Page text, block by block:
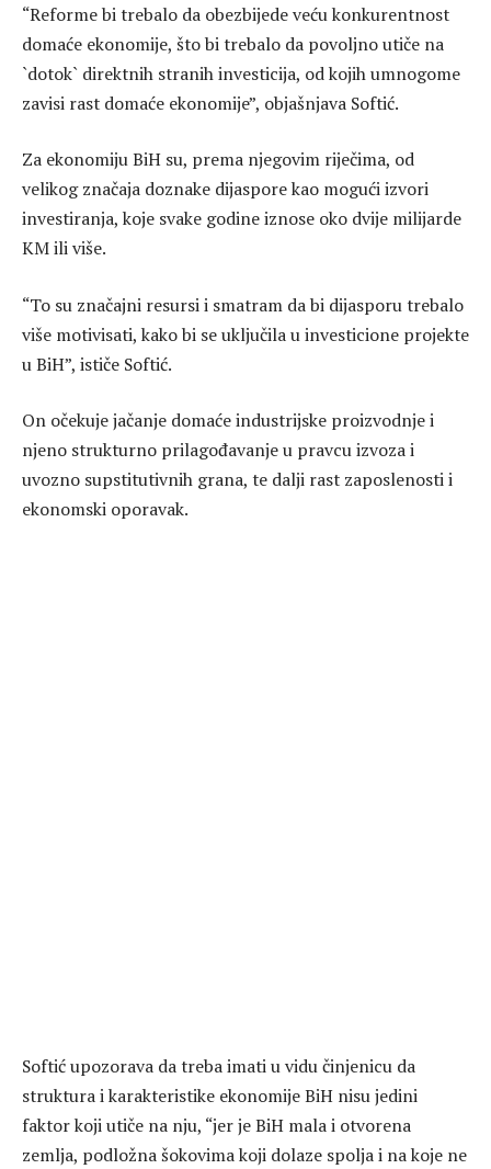
“Reforme bi trebalo da obezbijede veću konkurentnost
domaće ekonomije, što bi trebalo da povoljno utiče na
`dotok` direktnih stranih investicija, od kojih umnogome
zavisi rast domaće ekonomije”, objašnjava Softić.
Za ekonomiju BiH su, prema njegovim riječima, od
velikog značaja doznake dijaspore kao mogući izvori
investiranja, koje svake godine iznose oko dvije milijarde
KM ili više.
“To su značajni resursi i smatram da bi dijasporu trebalo
više motivisati, kako bi se uključila u investicione projekte
u BiH”, ističe Softić.
On očekuje jačanje domaće industrijske proizvodnje i
njeno strukturno prilagođavanje u pravcu izvoza i
uvozno supstitutivnih grana, te dalji rast zaposlenosti i
ekonomski oporavak.
Softić upozorava da treba imati u vidu činjenicu da
struktura i karakteristike ekonomije BiH nisu jedini
faktor koji utiče na nju, “jer je BiH mala i otvorena
zemlja, podložna šokovima koji dolaze spolja i na koje ne